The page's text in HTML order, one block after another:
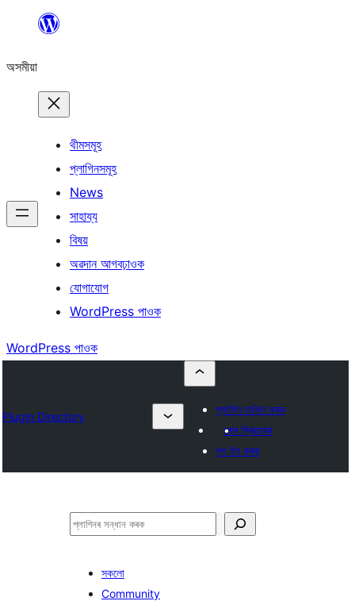
বিষয়বস্তুলৈ
অসমীয়া
থীমসমূহ
প্লাগিনসমূহ
News
সাহায্য
বিষয়
অৱদান আগবঢ়াওক
যোগাযোগ
WordPress পাওক
WordPress পাওক
Plugin Directory
প্লাগিন দাখিল কৰক
মোৰ প্ৰিয়বোৰ
লগ ইন কৰক
সন্ধান
সকলো
Community